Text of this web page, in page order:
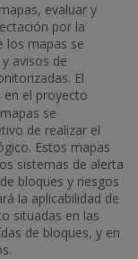
evaluar y
por la
los mapas se
avisos de
El
el proyecto
se
de realizar el
Estos mapas
sistemas de alerta
bloques y riesgos
la aplicabilidad de
situadas en las
de bloques, y en